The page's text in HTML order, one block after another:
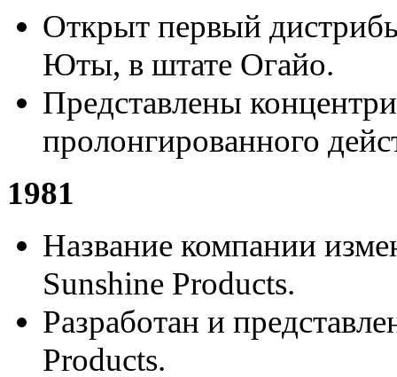
Открыт первый
Юты, в штате Огайо.
Представлены
пролонгированного
1981
Название компании
Sunshine Products.
Разработан и
Products.